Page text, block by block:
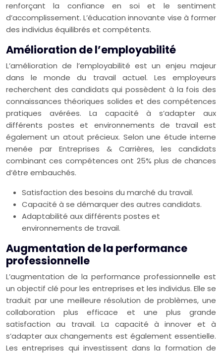
renforçant la confiance en soi et le sentiment
d’accomplissement. L’éducation innovante vise à former
des individus équilibrés et compétents.
Amélioration de l’employabilité
L’amélioration de l’employabilité est un enjeu majeur
dans le monde du travail actuel. Les employeurs
recherchent des candidats qui possèdent à la fois des
connaissances théoriques solides et des compétences
pratiques avérées. La capacité à s’adapter aux
différents postes et environnements de travail est
également un atout précieux. Selon une étude interne
menée par Entreprises & Carrières, les candidats
combinant ces compétences ont 25% plus de chances
d’être embauchés.
Satisfaction des besoins du marché du travail.
Capacité à se démarquer des autres candidats.
Adaptabilité aux différents postes et
environnements de travail.
Augmentation de la performance
professionnelle
L’augmentation de la performance professionnelle est
un objectif clé pour les entreprises et les individus. Elle se
traduit par une meilleure résolution de problèmes, une
collaboration plus efficace et une plus grande
satisfaction au travail. La capacité à innover et à
s’adapter aux changements est également essentielle.
Les entreprises qui investissent dans la formation de